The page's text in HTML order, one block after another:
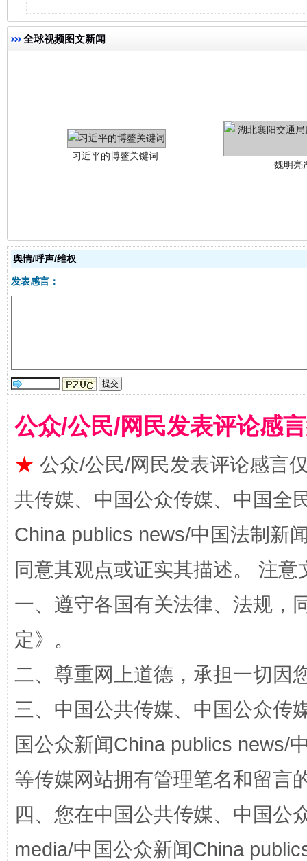
全球视频图文新闻
生
站台名比不上好声名
舆情/呼声/维权
发表感言：
公众/公民/网民发表评论感
★ 公众/公民/网民发表评论感言
共传媒、中国公众传媒、中国全
China publics news/中国法制新
同意其观点或证实其描述。 注
一、遵守各国有关法律、法规，
定》。
二、尊重网上道德，承担一切因
三、中国公共传媒、中国公众传
国公众新闻China publics news/
等传媒网站拥有管理笔名和留言
四、您在中国公共传媒、中国公
media/中国公众新闻China